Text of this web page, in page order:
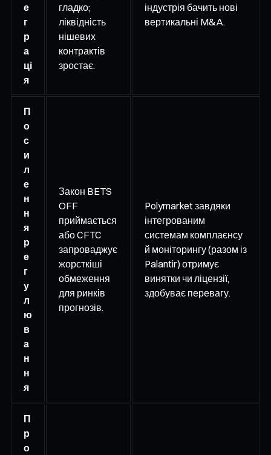
е
г
р
а
ці
я
гладко;
ліквідність
нішевих
контрактів
зростає.
індустрія бачить нові
вертикальні M&A.
П
о
с
и
л
е
н
н
я
р
е
г
у
л
ю
в
а
н
н
я
Закон BETS
OFF
приймається
або CFTC
запроваджує
жорсткіші
обмеження
для ринків
прогнозів.
Polymarket завдяки
інтегрованим
системам комплаєнсу
й моніторингу (разом із
Palantir) отримує
винятки чи ліцензії,
здобуває перевагу.
П
р
о